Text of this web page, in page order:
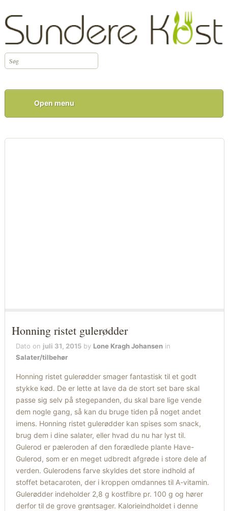
Open menu
Honning ristet gulerødder
Dato on juli 31, 2015 by Lone Kragh Johansen in
Salater/tilbehør
Honning ristet gulerødder smager fantastisk til et godt
stykke kød. De er lette at lave da de stort set bare skal
passe sig selv på stegepanden, du skal bare lige vende
dem nogle gang, så kan du bruge tiden på noget andet
imens. Honning ristet gulerødder kan spises som snack,
brug dem i dine salater, eller hvad du nu har lyst til.
Gulerod er pæleroden af den forædlede plante Have-
Gulerod, som er en meget udbredt afgrøde i store dele af
verden. Gulerodens farve skyldes det store indhold af
stoffet betacaroten, der i kroppen omdannes til A-vitamin.
Gulerødder indeholder 2,8 g kostfibre pr. 100 g og hører
derfor til de grove grøntsager. Kalorieindholdet i denne